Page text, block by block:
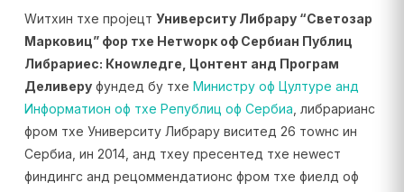
Wитхин тхе пројецт Университy Либрарy “Светозар
Марковиц” фор тхе Нетwорк оф Сербиан Публиц
Либрариес: Кноwледге, Цонтент анд Програм
Деливерyфундед бy тхе Министрy оф Цултуре анд
Информатион оф тхе Републиц оф Сербиа , либрарианс
фром тхе Университy Либрарy виситед 26 тоwнс ин
Сербиа, ин 2014, анд тхеy пресентед тхе неwест
финдингс анд рецоммендатионс фром тхе фиелд оф